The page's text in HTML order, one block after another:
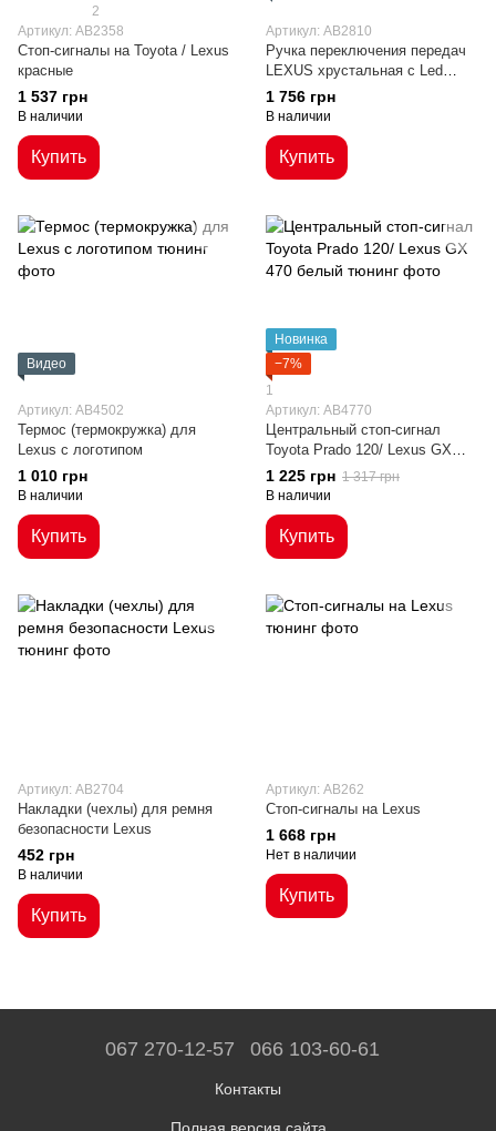
2
Артикул: AB2358
Стоп-сигналы на Toyota / Lexus
красные
1 537 грн
В наличии
Купить
Артикул: AB2810
Ручка переключения передач
LEXUS хрустальная с Led
подсветкой
1 756 грн
В наличии
Купить
Видео
Артикул: AB4502
Термос (термокружка) для
Lexus с логотипом
1 010 грн
В наличии
Купить
Новинка
−7%
1
Артикул: AB4770
Центральный стоп-сигнал
Toyota Prado 120/ Lexus GX
470 белый
1 225 грн 1 317 грн
В наличии
Купить
Артикул: AB2704
Накладки (чехлы) для ремня
безопасности Lexus
452 грн
В наличии
Купить
Артикул: AB262
Стоп-сигналы на Lexus
1 668 грн
Нет в наличии
Купить
067 270-12-57 066 103-60-61
Контакты